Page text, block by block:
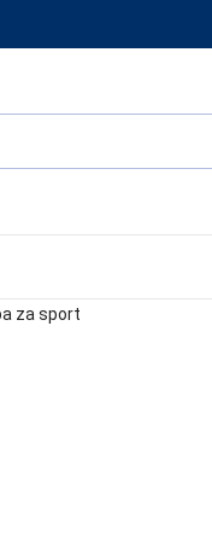
za sport